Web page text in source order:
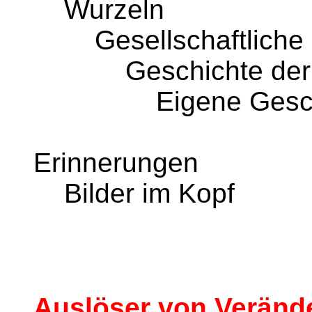
Wurzeln
Gesellschaftliche
Geschichte der
Eigene
Erinnerungen
Bilder im Kopf